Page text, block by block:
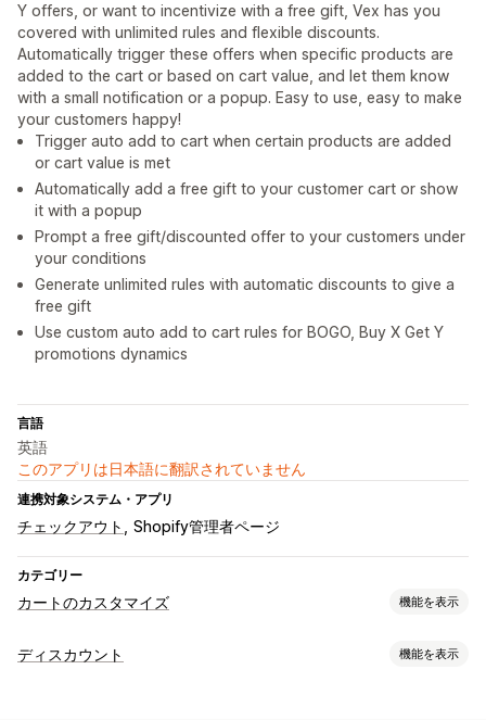
Y offers, or want to incentivize with a free gift, Vex has you
covered with unlimited rules and flexible discounts.
Automatically trigger these offers when specific products are
added to the cart or based on cart value, and let them know
with a small notification or a popup. Easy to use, easy to make
your customers happy!
Trigger auto add to cart when certain products are added
or cart value is met
Automatically add a free gift to your customer cart or show
it with a popup
Prompt a free gift/discounted offer to your customers under
your conditions
Generate unlimited rules with automatic discounts to give a
free gift
Use custom auto add to cart rules for BOGO, Buy X Get Y
promotions dynamics
言語
英語
このアプリは日本語に翻訳されていません
連携対象システム・アプリ
チェックアウト Shopify管理者ページ
カテゴリー
カートのカスタマイズ 機能を表示
カートの表示
ディスカウント 機能を表示